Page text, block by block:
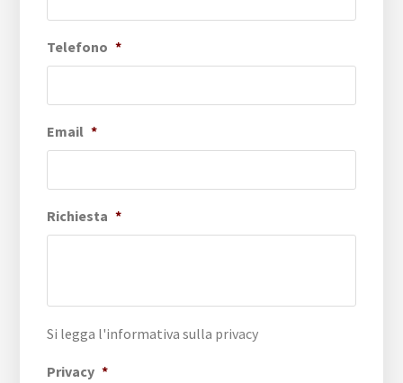
Telefono *
Email *
Richiesta *
Si legga l'informativa sulla privacy
Privacy *